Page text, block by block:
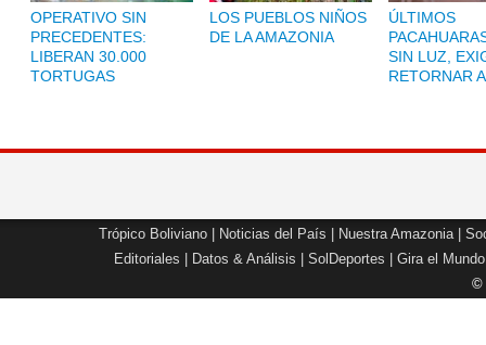
OPERATIVO SIN
PRECEDENTES:
LIBERAN 30.000
TORTUGAS
LOS PUEBLOS NIÑOS
DE LA AMAZONIA
ÚLTIMOS
SIN LUZ,
RETORNAR
Trópico Boliviano Noticias del País Nuestra Amazonia|
Editoriales
Datos & Análisis SolDeportes Gira el Mundo
©